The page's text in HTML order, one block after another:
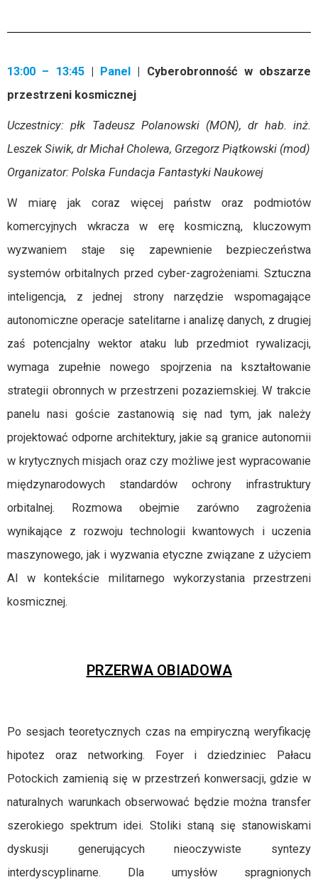
13:00 – 13:45| Panel | Cyberobronność w obszarze
przestrzeni kosmicznej
Uczestnicy: płk Tadeusz Polanowski (MON), dr hab. inż.
Leszek Siwik, dr Michał Cholewa, Grzegorz Piątkowski (mod)
Organizator: Polska Fundacja Fantastyki Naukowej
W miarę jak coraz więcej państw oraz podmiotów
komercyjnych wkracza w erę kosmiczną, kluczowym
wyzwaniem staje się zapewnienie bezpieczeństwa
systemów orbitalnych przed cyber-zagrożeniami. Sztuczna
inteligencja, z jednej strony narzędzie wspomagające
autonomiczne operacje satelitarne i analizę danych, z drugiej
zaś potencjalny wektor ataku lub przedmiot rywalizacji,
wymaga zupełnie nowego spojrzenia na kształtowanie
strategii obronnych w przestrzeni pozaziemskiej. W trakcie
panelu nasi goście zastanowią się nad tym, jak należy
projektować odporne architektury, jakie są granice autonomii
w krytycznych misjach oraz czy możliwe jest wypracowanie
międzynarodowych standardów ochrony infrastruktury
orbitalnej. Rozmowa obejmie zarówno zagrożenia
wynikające z rozwoju technologii kwantowych i uczenia
maszynowego, jak i wyzwania etyczne związane z użyciem
AI w kontekście militarnego wykorzystania przestrzeni
kosmicznej.
PRZERWA OBIADOWA
Po sesjach teoretycznych czas na empiryczną weryfikację
hipotez oraz networking. Foyer i dziedziniec Pałacu
Potockich zamienią się w przestrzeń konwersacji, gdzie w
naturalnych warunkach obserwować będzie można transfer
szerokiego spektrum idei. Stoliki staną się stanowiskami
dyskusji generujących nieoczywiste syntezy
interdyscyplinarne. Dla umysłów spragnionych